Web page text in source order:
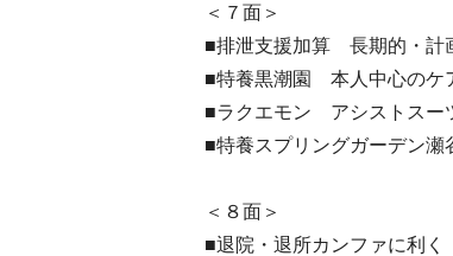
＜７面＞
■排泄支援加算 長期的・計
■特養黒潮園 本人中心のケ
■ラクエモン アシストス
■特養スプリングガーデン
＜８面＞
■退院・退所カンファに利